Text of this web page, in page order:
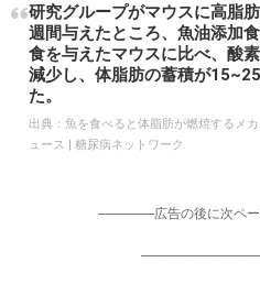
研究グループがマウスに高脂
週間与えたところ、魚油添加
食を与えたマウスに比べ、酸
減少し、体脂肪の蓄積が
た。
出典： 魚を食べると体脂肪が燃焼するメ
ュース | 糖尿病ネットワーク
-----------------広告の後に次ペ